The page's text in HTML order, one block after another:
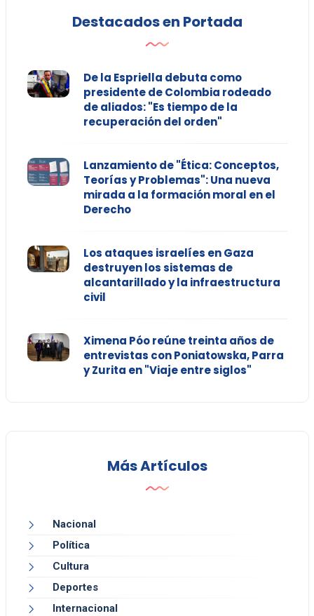
Destacados en Portada
De la Espriella debuta como
presidente de Colombia rodeado
de aliados: "Es tiempo de la
recuperación del orden"
Lanzamiento de "Ética: Conceptos,
Teorías y Problemas": Una nueva
mirada a la formación moral en el
Derecho
Los ataques israelíes en Gaza
destruyen los sistemas de
alcantarillado y la infraestructura
civil
Ximena Póo reúne treinta años de
entrevistas con Poniatowska, Parra
y Zurita en "Viaje entre siglos"
Más Artículos
Nacional
Política
Cultura
Deportes
Internacional